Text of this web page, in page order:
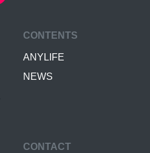
CONTENTS
ANYLIFE
NEWS
CONTACT